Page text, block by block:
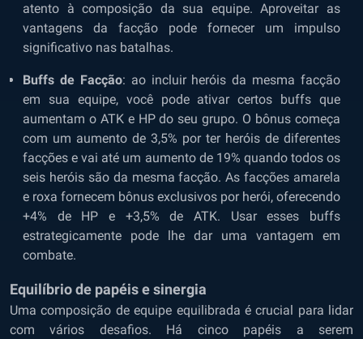
atento à composição da sua equipe. Aproveitar as
vantagens da facção pode fornecer um impulso
significativo nas batalhas.
Buffs de Facção: ao incluir heróis da mesma facção
em sua equipe, você pode ativar certos buffs que
aumentam o ATK e HP do seu grupo. O bônus começa
com um aumento de 3,5% por ter heróis de diferentes
facções e vai até um aumento de 19% quando todos os
seis heróis são da mesma facção. As facções amarela
e roxa fornecem bônus exclusivos por herói, oferecendo
+4% de HP e +3,5% de ATK. Usar esses buffs
estrategicamente pode lhe dar uma vantagem em
combate.
Equilíbrio de papéis e sinergia
Uma composição de equipe equilibrada é crucial para lidar
com vários desafios. Há cinco papéis a serem